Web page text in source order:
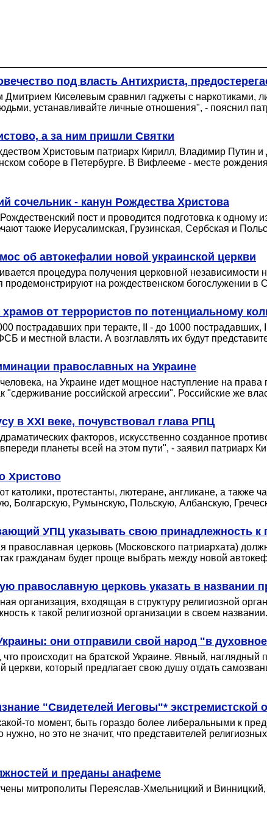
под власть Антихриста,
Киселевым сравнил гаджеты с наркотиками,
устанавливайте личные отношения", - пояснил
а за ним пришли Святки
Христовым патриарх Кирилл, Владимир Путин
соборе в Петербурге. В Вифлееме - месте
сочельник - канун Рождества Христова
пост и проводится подготовка к одному
также Иерусалимская, Грузинская, Сербская и
об автокефалии новой украинской церкви
процедура получения церковной
на рождественском богослужении в
от террористов по потенциальному
пострадавших при теракте, II - до 1000
и местной власти. А возглавлять их будут
православных на Украине
на Украине идет мощное наступление на
"сдерживание российской агрессии". Российские же
в XXI веке, почувствовал глава РПЦ
факторов, искусственно созданное
планеты всей на этом пути", - заявил патриарх
Христово
католики, протестанты, лютеране, англикане, а
Болгарскую, Румынскую, Польскую, Албанскую,
УПЦ указывать свою принадлежность к
православная церковь (Московского патриархата)
гражданам будет проще выбрать между новой
православную церковь указать в названии
организация, входящая в структуру религиозной
к такой религиозной организации в своем
они отправили свой народ "в
происходит на братской Украине. Явный, наглядный
который предлагает свою душу отдать
"Свидетелей Иеговы"* экстремистской
то момент, быть гораздо более либеральными к
но это не значит, что представителей
и преданы анафеме
митрополиты Переяслав-Хмельницкий и